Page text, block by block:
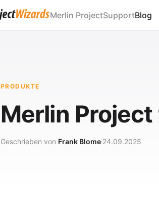
Merlin ProjectSupportBlog
PRODUKTE
Merlin Project
Geschrieben von Frank Blome 24.09.2025